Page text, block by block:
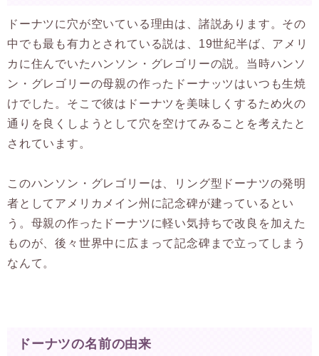
ドーナツに穴が空いている理由は、諸説あります。その
中でも最も有力とされている説は、19世紀半ば、アメリ
カに住んでいたハンソン・グレゴリーの説。当時ハンソ
ン・グレゴリーの母親の作ったドーナッツはいつも生焼
けでした。そこで彼はドーナツを美味しくするため火の
通りを良くしようとして穴を空けてみることを考えたと
されています。
このハンソン・グレゴリーは、リング型ドーナツの発明
者としてアメリカメイン州に記念碑が建っているとい
う。母親の作ったドーナツに軽い気持ちで改良を加えた
ものが、後々世界中に広まって記念碑まで立ってしまう
なんて。
ドーナツの名前の由来